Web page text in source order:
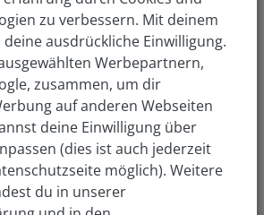
berechnen
sind überzeugt. Auto bewerten &
wie nie!
zu verbessern. Mit deinem
ausdrückliche Einwilligung.
Werbepartnern,
zusammen, um dir
auf anderen Webseiten
deine Einwilligung über
(dies ist auch jederzeit
möglich). Weitere
du in unserer